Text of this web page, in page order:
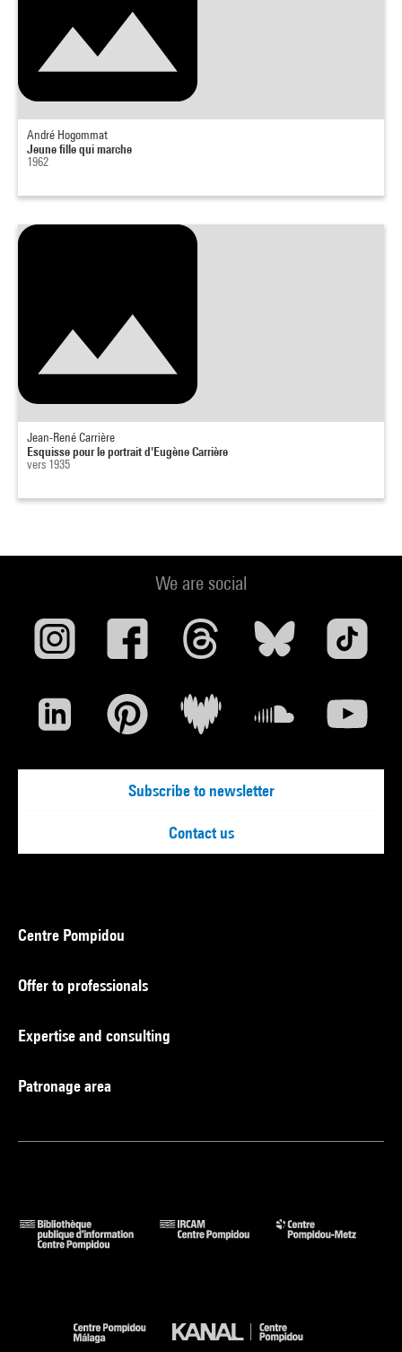
André Hogommat
Jeune fille qui marche
1962
Jean-René Carrière
Esquisse pour le portrait d'Eugène Carrière
vers 1935
We are social
Subscribe to newsletter
Contact us
Centre Pompidou
Offer to professionals
Expertise and consulting
Patronage area